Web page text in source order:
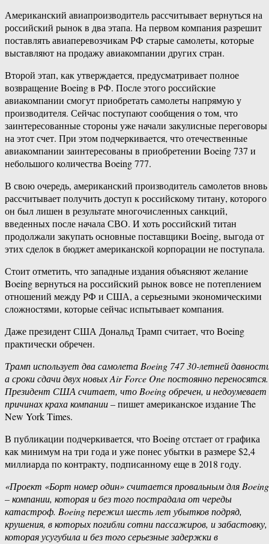
Американский авиапроизводитель рассчитывает вернуться на
российский рынок в два этапа. На первом компания разрешит
поставлять авиаперевозчикам РФ старые самолеты, которые
выставляют на продажу авиакомпании других стран.
Второй этап, как утверждается, предусматривает полное
возвращение Boeing в РФ. После этого российские
авиакомпании смогут приобретать самолеты напрямую у
производителя. Сейчас поступают сообщения о том, что
заинтересованные стороны уже начали закулисные переговоры
на этот счет. При этом подчеркивается, что отечественные
авиакомпании заинтересованы в приобретении Boeing 737 и
небольшого количества Boeing 777.
В свою очередь, американский производитель самолетов вновь
рассчитывает получить доступ к российскому титану, которого
он был лишен в результате многочисленных санкций,
введенных после начала СВО. И хоть российский титан
продолжали закупать основные поставщики Boeing, выгода от
этих сделок в бюджет американской корпорации не поступала.
Стоит отметить, что западные издания объясняют желание
Boeing вернуться на российский рынок вовсе не потеплением
отношений между РФ и США, а серьезными экономическими
сложностями, которые сейчас испытывает компания.
Даже президент США Дональд Трамп считает, что Boeing
практически обречен.
Трамп использует два самолета Boeing 747 30-летней
а сроки сдачи двух новых Air Force One постоянно переносятся.
Президент США считает, что Boeing обречен, и недоумевает
причинах краха компании– пишет американское издание The
New York Times.
В публикации подчеркивается, что Boeing отстает от графика
как минимум на три года и уже понес убытки в размере $2,4
миллиарда по контракту, подписанному еще в 2018 году.
«Проект «Борт номер один» считается провальным для Boeing
– компании, которая и без того пострадала от череды
катастроф. Boeing пережил шесть лет убытков подряд,
крушения, в которых погибли сотни пассажиров, и забастовку,
которая усугубила и без того серьезные задержки в